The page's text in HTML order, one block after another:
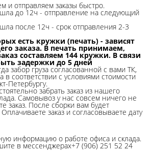
и отправляем заказы быстро.
до 12ч - отправление на следующий
после 12ч - срок отправления 2-3
есть кружки (печать) - зависят
заказа. В печать принимаем,
составляем 144 кружки. В связи
задержки до 5 дней
забор груза согласованной с вами ТК,
в соответствии с условиями стоимости
Петербургу.
забрать заказ из нашего
Самовывоз у нас совсем ничего не
заказ. После сборки вам будет
заказ и согласовываете дату
информацию о работе офиса и склада.
в мессенджерах+7 (906) 251 52 24